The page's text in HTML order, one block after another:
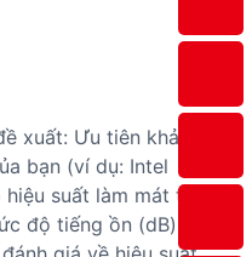
xuất: Ưu tiên khả năng
bạn (ví dụ: Intel
suất làm mát thông
độ tiếng ồn (dB) cho